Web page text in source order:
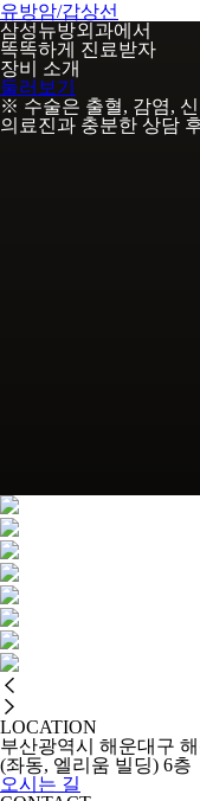
유방암/갑상선
삼성뉴방외과에서
똑똑하게 진료받자
장비 소개
둘러보기
※ 수술은 출혈, 감염,
의료진과 충분한 상담
LOCATION
부산광역시 해운대구
(좌동, 엘리움 빌딩) 6층
오시는 길